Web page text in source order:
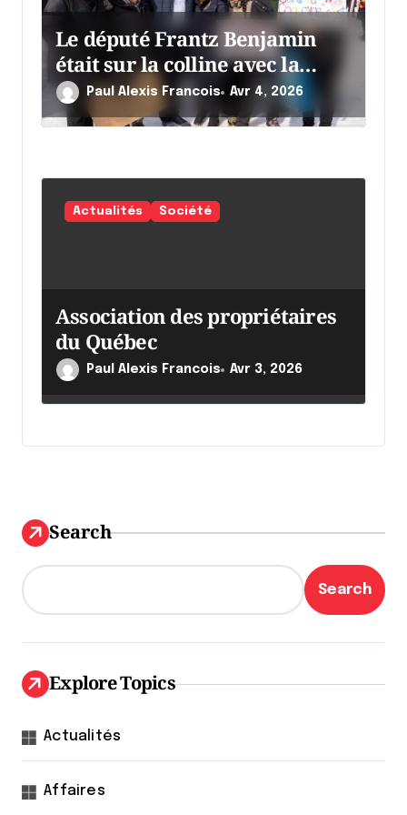
Le député Frantz Benjamin
était sur la colline avec la
chaumine
Paul Alexis Francois Avr 4, 2026
Actualités Société
Association des propriétaires
du Québec
Paul Alexis Francois Avr 3, 2026
Search
Search
Explore Topics
Actualités
Affaires